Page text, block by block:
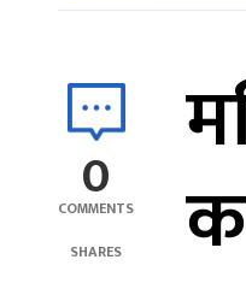
0
COMMENTS
SHARES